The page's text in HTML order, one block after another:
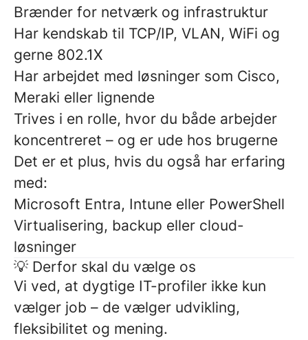
Brænder for netværk og infrastruktur
Har kendskab til TCP/IP, VLAN, WiFi og
gerne 802.1X
Har arbejdet med løsninger som Cisco,
Meraki eller lignende
Trives i en rolle, hvor du både arbejder
koncentreret – og er ude hos brugerne
Det er et plus, hvis du også har erfaring
med:
Microsoft Entra, Intune eller PowerShell
Virtualisering, backup eller cloud-
løsninger
💡 Derfor skal du vælge os
Vi ved, at dygtige IT-profiler ikke kun
vælger job – de vælger udvikling,
fleksibilitet og mening.